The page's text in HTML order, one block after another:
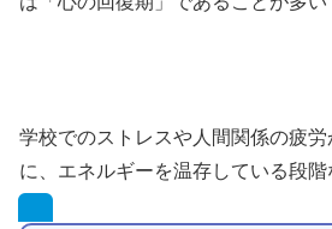
学校でのストレスや人間関係の疲
に、エネルギーを温存している段階